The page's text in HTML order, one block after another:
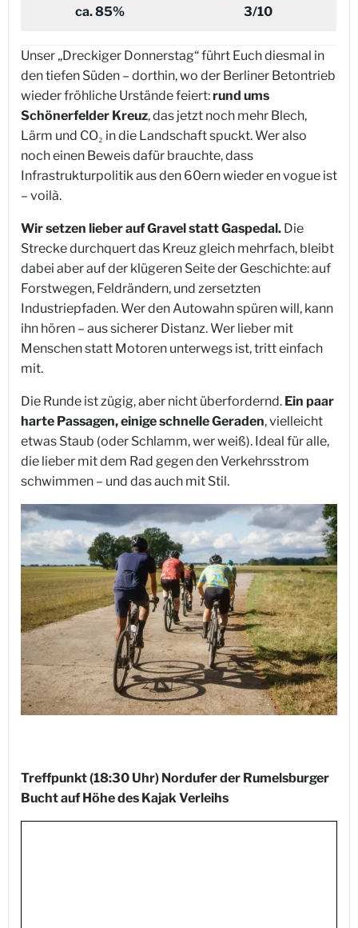
ca. 85%
3/10
Unser „Dreckiger Donnerstag“ führt Euch diesmal in
den tiefen Süden – dorthin, wo der Berliner Betontrieb
wieder fröhliche Urstände feiert:rund ums
Schönerfelder Kreuz, das jetzt noch mehr Blech,
Lärm und CO₂ in die Landschaft spuckt. Wer also
noch einen Beweis dafür brauchte, dass
Infrastrukturpolitik aus den 60ern wieder en vogue ist
– voilà.
Wir setzen lieber auf Gravel statt Gaspedal. Die
Strecke durchquert das Kreuz gleich mehrfach, bleibt
dabei aber auf der klügeren Seite der Geschichte: auf
Forstwegen, Feldrändern, und zersetzten
Industriepfaden. Wer den Autowahn spüren will, kann
ihn hören – aus sicherer Distanz. Wer lieber mit
Menschen statt Motoren unterwegs ist, tritt einfach
mit.
Die Runde ist zügig, aber nicht überfordernd. Ein paar
harte Passagen, einige schnelle Geraden, vielleicht
etwas Staub (oder Schlamm, wer weiß). Ideal für alle,
die lieber mit dem Rad gegen den Verkehrsstrom
schwimmen – und das auch mit Stil.
Treffpunkt (18:30 Uhr) Nordufer der Rumelsburger
Bucht auf Höhe des Kajak Verleihs